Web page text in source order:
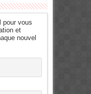
pour vous
et
nouvel